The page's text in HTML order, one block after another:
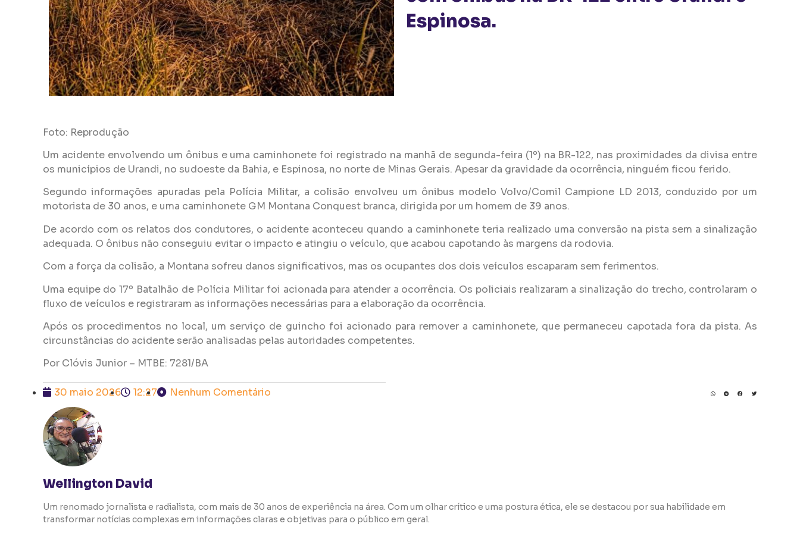
Espinosa.
Foto: Reprodução
Um acidente envolvendo um ônibus e uma caminhonete foi registrado na manhã de segunda-feira (1º) na BR-122, nas proximidades da divisa entre
os municípios de Urandi, no sudoeste da Bahia, e Espinosa, no norte de Minas Gerais. Apesar da gravidade da ocorrência, ninguém ficou ferido.
Segundo informações apuradas pela Polícia Militar, a colisão envolveu um ônibus modelo Volvo/Comil Campione LD 2013, conduzido por um
motorista de 30 anos, e uma caminhonete GM Montana Conquest branca, dirigida por um homem de 39 anos.
De acordo com os relatos dos condutores, o acidente aconteceu quando a caminhonete teria realizado uma conversão na pista sem a sinalização
adequada. O ônibus não conseguiu evitar o impacto e atingiu o veículo, que acabou capotando às margens da rodovia.
Com a força da colisão, a Montana sofreu danos significativos, mas os ocupantes dos dois veículos escaparam sem ferimentos.
Uma equipe do 17º Batalhão de Polícia Militar foi acionada para atender a ocorrência. Os policiais realizaram a sinalização do trecho, controlaram o
fluxo de veículos e registraram as informações necessárias para a elaboração da ocorrência.
Após os procedimentos no local, um serviço de guincho foi acionado para remover a caminhonete, que permaneceu capotada fora da pista. As
circunstâncias do acidente serão analisadas pelas autoridades competentes.
Por Clóvis Junior – MTBE: 7281/BA
30 maio 2026 12:27 Nenhum Comentário
Wellington David
Um renomado jornalista e radialista, com mais de 30 anos de experiência na área. Com um olhar crítico e uma postura ética, ele se destacou por sua habilidade em
transformar notícias complexas em informações claras e objetivas para o público em geral.